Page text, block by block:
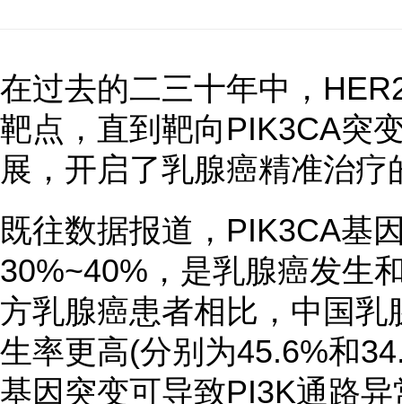
在过去的二三十年中，
靶点，直到靶向PIK3CA突
展，开启了乳腺癌精准治疗
既往数据报道，PIK3CA基
30%~40%，是乳腺癌发生
方乳腺癌患者相比，中国
生率更高(分别为45.6%和
基因突变可导致PI3K通路